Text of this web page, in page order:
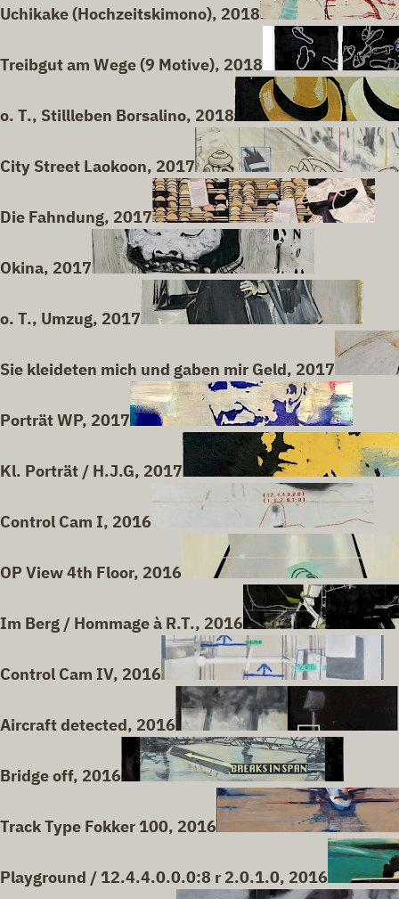
Uchikake (Hochzeitskimono), 2018
Treibgut am Wege (9 Motive), 2018
o. T., Stillleben Borsalino, 2018
City Street Laokoon, 2017
Die Fahndung, 2017
Okina, 2017
o. T., Umzug, 2017
Sie kleideten mich und gaben mir Geld, 2017
Porträt WP, 2017
Kl. Porträt / H.J.G, 2017
Control Cam I, 2016
OP View 4th Floor, 2016
Im Berg / Hommage à R.T., 2016
Control Cam IV, 2016
Aircraft detected, 2016
Bridge off, 2016
Track Type Fokker 100, 2016
Playground / 12.4.4.0.0.0:8 r 2.0.1.0, 2016